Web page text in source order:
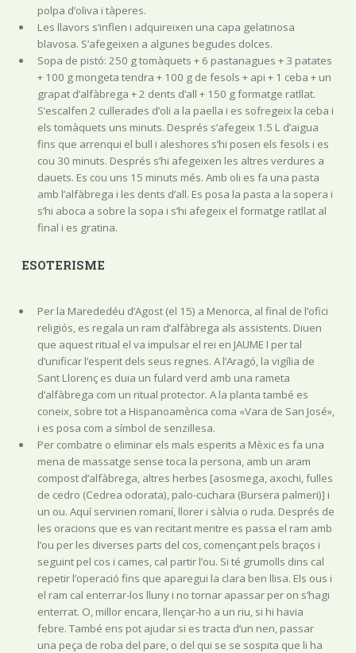
polpa d’oliva i tàperes.
Les llavors s’inflen i adquireixen una capa gelatinosa
blavosa. S’afegeixen a algunes begudes dolces.
Sopa de pistó: 250 g tomàquets + 6 pastanagues + 3 patates
+ 100 g mongeta tendra + 100 g de fesols + api + 1 ceba + un
grapat d’alfàbrega + 2 dents d’all + 150 g formatge ratllat.
S’escalfen 2 cullerades d’oli a la paella i es sofregeix la ceba i
els tomàquets uns minuts. Després s’afegeix 1.5 L d’aigua
fins que arrenqui el bull i aleshores s’hi posen els fesols i es
cou 30 minuts. Després s’hi afegeixen les altres verdures a
dauets. Es cou uns 15 minuts més. Amb oli es fa una pasta
amb l’alfàbrega i les dents d’all. Es posa la pasta a la sopera i
s’hi aboca a sobre la sopa i s’hi afegeix el formatge ratllat al
final i es gratina.
ESOTERISME
Per la Marededéu d’Agost (el 15) a Menorca, al final de l’ofici
religiós, es regala un ram d’alfàbrega als assistents. Diuen
que aquest ritual el va impulsar el rei en JAUME I per tal
d’unificar l’esperit dels seus regnes. A l’Aragó, la vigília de
Sant Llorenç es duia un fulard verd amb una rameta
d’alfàbrega com un ritual protector. A la planta també es
coneix, sobre tot a Hispanoamèrica coma «Vara de San José»,
i es posa com a símbol de senzillesa.
Per combatre o eliminar els mals esperits a Mèxic es fa una
mena de massatge sense toca la persona, amb un aram
compost d’alfàbrega, altres herbes [asosmega, axochi, fulles
de cedro (Cedrea odorata), palo-cuchara (Bursera palmeri)] i
un ou. Aquí servirien romaní, llorer i sàlvia o ruda. Després de
les oracions que es van recitant mentre es passa el ram amb
l’ou per les diverses parts del cos, començant pels braços i
seguint pel cos i cames, cal partir l’ou. Si té grumolls dins cal
repetir l’operació fins que aparegui la clara ben llisa. Els ous i
el ram cal enterrar-los lluny i no tornar apassar per on s’hagi
enterrat. O, millor encara, llençar-ho a un riu, si hi havia
febre. També ens pot ajudar si es tracta d’un nen, passar
una peça de roba del pare, o del qui se se sospita que li ha